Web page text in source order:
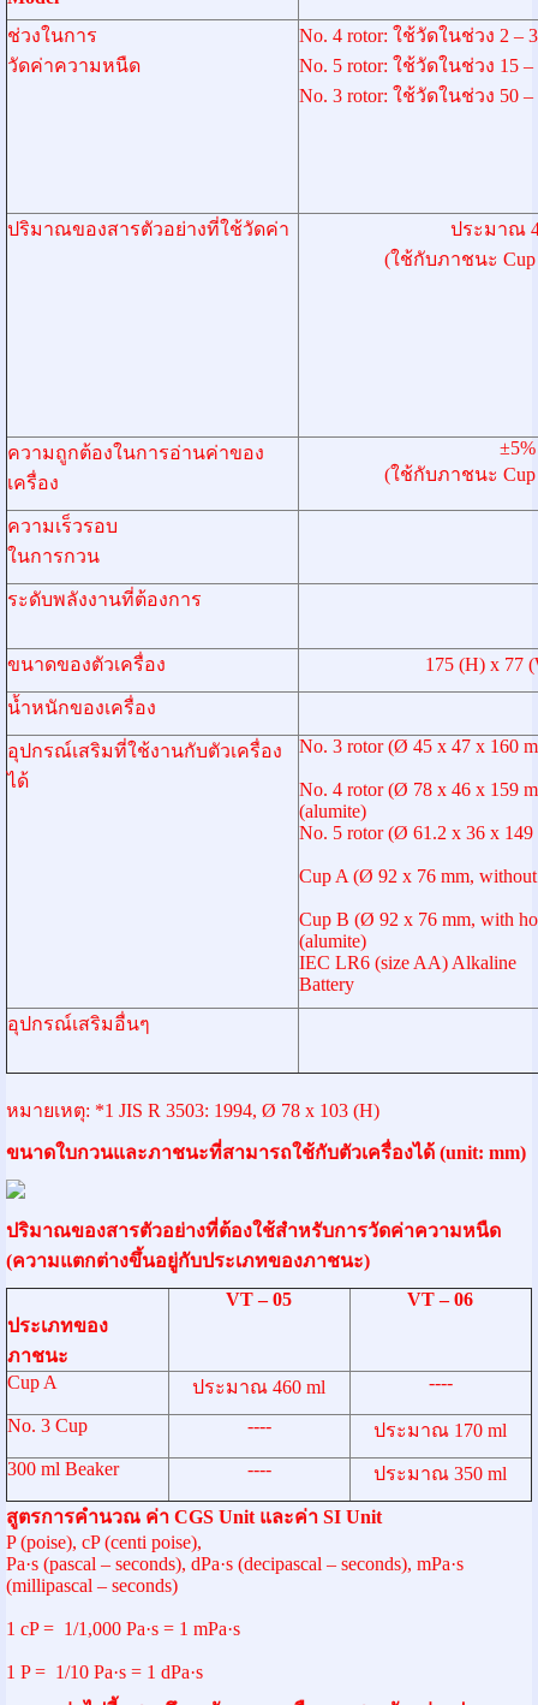
ช่วงในการ
วัดค่าความหนืด
No. 4 rotor: ใช้วัดในช่วง 2 –
No. 5 rotor: ใช้วัดในช่วง 15 –
No. 3 rotor: ใช้วัดในช่วง 50 –
ปริมาณของสารตัวอย่างที่ใช้วัดค่า
ประมาณ
(ใช้กับภาชนะ Cup
ความถูกต้องในการอ่านค่าของ
เครื่อง
(ใช้กับภาชนะ Cup
ความเร็วรอบ
ในการกวน
ระดับพลังงานที่ต้องการ
ขนาดของตัวเครื่อง 175 (H) x
น้ำหนักของเครื่อง
อุปกรณ์เสริมที่ใช้งานกับตัวเครื่อง
ได้
No. 3 rotor (Ø 45 x 47 x
No. 4 rotor (Ø 78 x 46 x 159
(alumite)
No. 5 rotor (Ø 61.2 x 36 x 149
Cup A (Ø 92 x 76 mm,
Cup B (Ø 92 x 76 mm, with
(alumite)
IEC LR6 (size AA) Alkaline
Battery
อุปกรณ์เสริมอื่นๆ
หมายเหตุ: *1 JIS R 3503: 1994, Ø 78 x 103 (H)
ขนาดใบกวนและภาชนะที่สามารถใช้กับตัวเครื่องได้ (unit: mm)
ปริมาณของสารตัวอย่างที่ต้องใช้สำหรับการวัดค่าความหนืด
(ความแตกต่างขึ้นอยู่กับประเภทของภาชนะ)
ประเภทของ
ภาชนะ
VT – 05 VT – 06
Cup A ประมาณ 460 ml ----
No. 3 Cup ----
ประมาณ 170 ml
300 ml Beaker
---- ประมาณ 350 ml
สูตรการคำนวณ ค่า CGS Unit และค่า SI Unit
P (poise), cP (centi poise),
Pa·s (pascal – seconds), dPa·s (decipascal – seconds), mPa·s
(millipascal – seconds)
1 cP = 1/1,000 Pa·s = 1 mPa·s
1 P = 1/10 Pa·s = 1 dPa·s